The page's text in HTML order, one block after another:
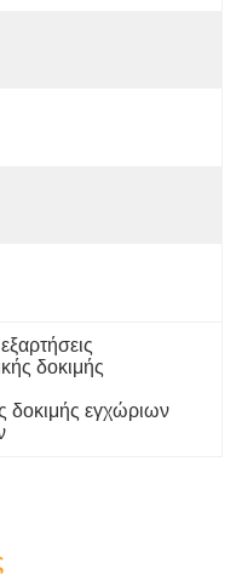
δοκιμής
δοκιμής εγχώριων